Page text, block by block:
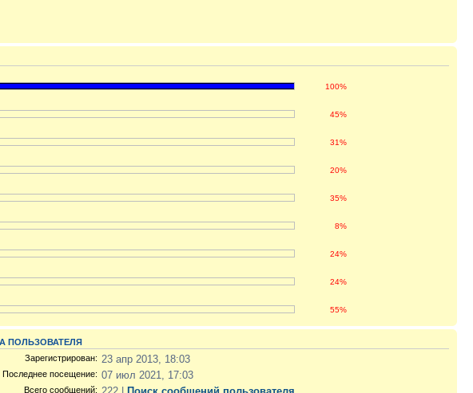
100%
45%
31%
20%
35%
8%
24%
24%
55%
ПОЛЬЗОВАТЕЛЯ
Зарегистрирован: 23 апр 2013, 18:03
Последнее посещение: 07 июл 2021, 17:03
Всего сообщений: